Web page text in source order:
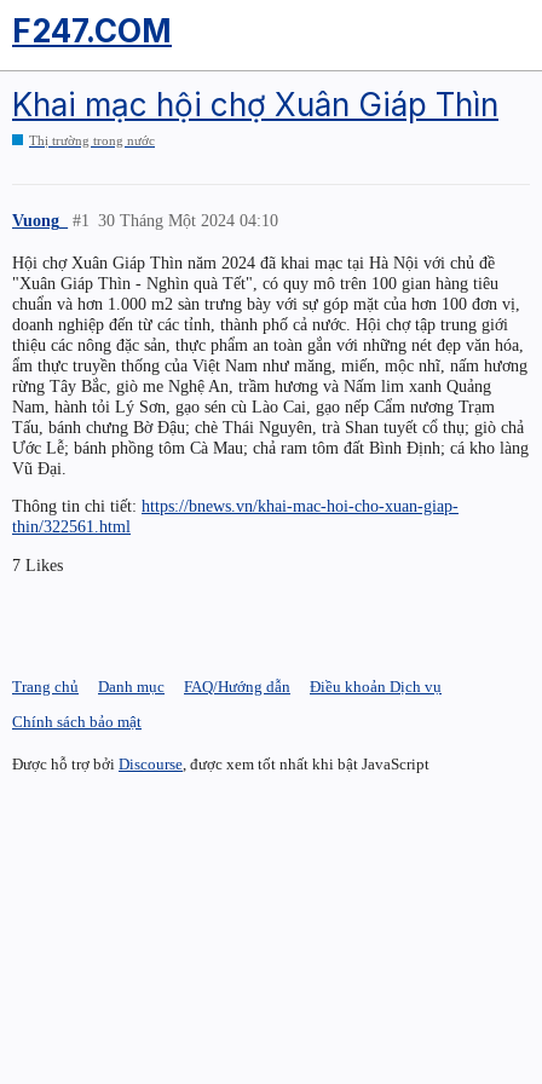
F247.COM
Khai mạc hội chợ Xuân Giáp Thìn
Thị trường trong nước
Vuong_ 30 Tháng Một 2024 04:10
#1
Hội chợ Xuân Giáp Thìn năm 2024 đã khai mạc tại Hà Nội với chủ đề
"Xuân Giáp Thìn - Nghìn quà Tết", có quy mô trên 100 gian hàng tiêu
chuẩn và hơn 1.000 m2 sàn trưng bày với sự góp mặt của hơn 100 đơn vị,
doanh nghiệp đến từ các tỉnh, thành phố cả nước. Hội chợ tập trung giới
thiệu các nông đặc sản, thực phẩm an toàn gắn với những nét đẹp văn hóa,
ẩm thực truyền thống của Việt Nam như măng, miến, mộc nhĩ, nấm hương
rừng Tây Bắc, giò me Nghệ An, trầm hương và Nấm lim xanh Quảng
Nam, hành tỏi Lý Sơn, gạo sén cù Lào Cai, gạo nếp Cẩm nương Trạm
Tấu, bánh chưng Bờ Đậu; chè Thái Nguyên, trà Shan tuyết cổ thụ; giò chả
Ước Lễ; bánh phồng tôm Cà Mau; chả ram tôm đất Bình Định; cá kho làng
Vũ Đại.
Thông tin chi tiết: https://bnews.vn/khai-mac-hoi-cho-xuan-giap-
thin/322561.html
7 Likes
Trang chủ Danh mục FAQ/Hướng dẫn
Điều khoản Dịch vụ
Chính sách bảo mật
Được hỗ trợ bởi Discourse, được xem tốt nhất khi bật JavaScript